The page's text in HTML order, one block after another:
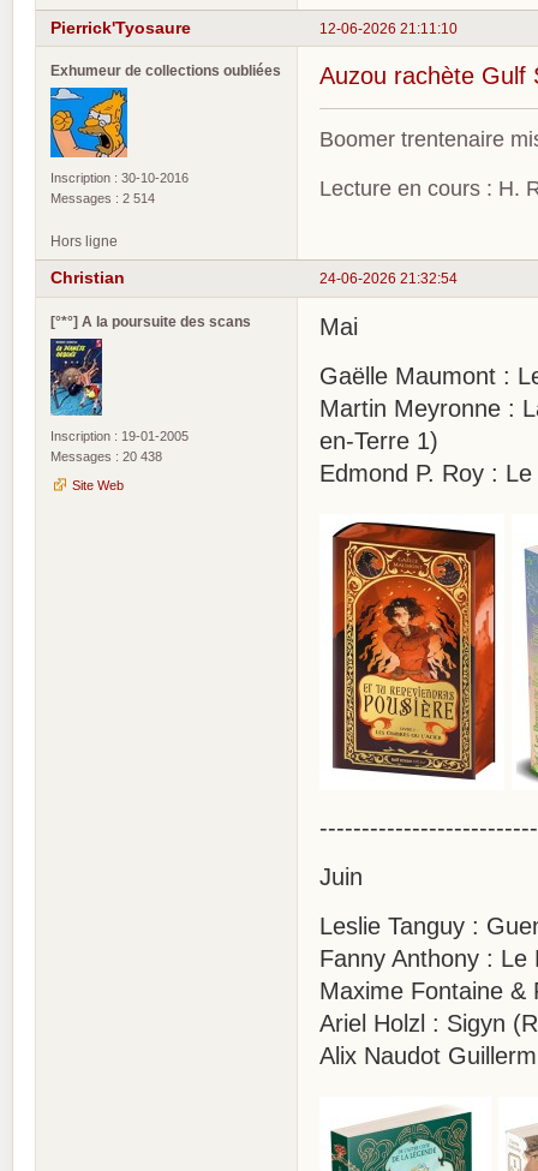
12-06-2026 21:11:10
Pierrick'Tyosaure
Exhumeur de collections oubliées
Inscription : 30-10-2016
Messages : 2 514
Auzou rachète Gulf
Boomer trentenaire
Lecture en cours : H.
Hors ligne
24-06-2026 21:32:54
Christian
[°*°] A la poursuite des scans
Inscription : 19-01-2005
Messages : 20 438
Site Web
Mai
Gaëlle Maumont :
Martin Meyronne :
en-Terre 1)
Edmond P. Roy :
Juin
Leslie Tanguy :
Fanny Anthony : Le
Maxime Fontaine
Ariel Holzl : Sigyn
Alix Naudot